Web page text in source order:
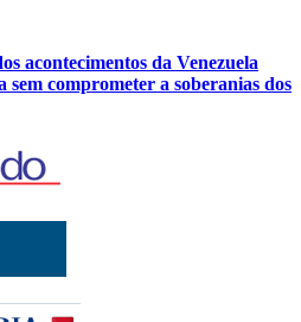
acontecimentos da Venezuela
sem comprometer a soberanias dos